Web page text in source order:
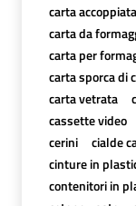
carta
carta da
carta per
carta sporca di
carta vetrata
cassette video
cerini
cialde
cinture in
contenitori in